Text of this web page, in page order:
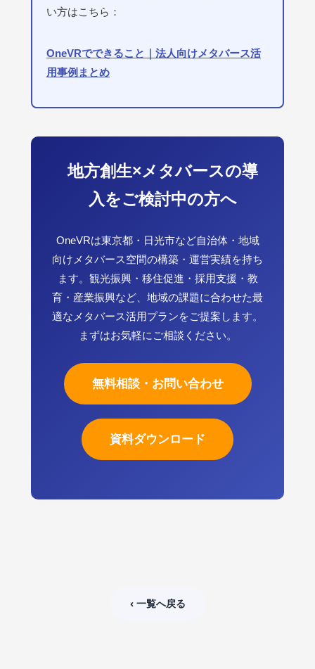
い方はこちら：
OneVRでできること｜法人向けメタバース活
用事例まとめ
地方創生×メタバースの導
入をご検討中の方へ
OneVRは東京都・日光市など自治体・地域
向けメタバース空間の構築・運営実績を持ち
ます。観光振興・移住促進・採用支援・教
育・産業振興など、地域の課題に合わせた最
適なメタバース活用プランをご提案します。
まずはお気軽にご相談ください。
無料相談・お問い合わせ
資料ダウンロード
‹ 一覧へ戻る